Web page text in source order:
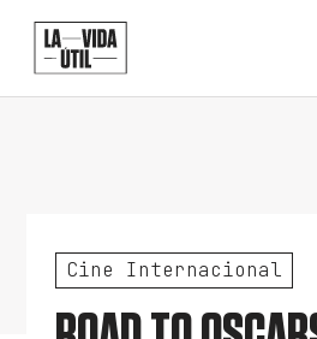
Cine Internacional